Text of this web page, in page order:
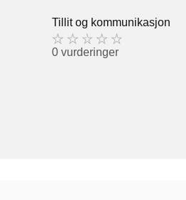
Tillit og kommunikasjon
0 vurderinger